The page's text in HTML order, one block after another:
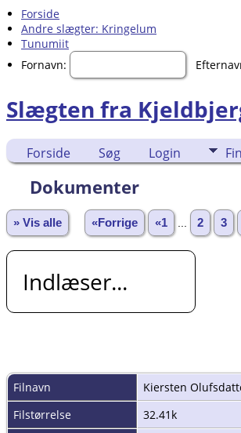
Forside
Andre slægter: Kringelum
Tunumiit
Fornavn:
Slægten fra
Forside Søg Login
Dokumenter
» Vis alle «Forrige «1 ... 2 3
Indlæser...
Filnavn
Kiersten
Filstørrelse
32.41k